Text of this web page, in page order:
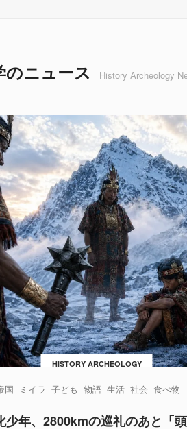
のニュース History Archeology
HISTORY ARCHEOLOGY
国 ミイラ 子ども 物語 生活 社会 食べ物
少年、2800kmの巡礼のあと「